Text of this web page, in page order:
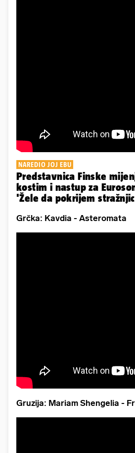
NAREDIO JOJ EBU
Predstavnica Finske
kostim i nastup za
'Žele da pokrijem
Grčka: Kavdia - Asteromata
Gruzija: Mariam Shengelia -